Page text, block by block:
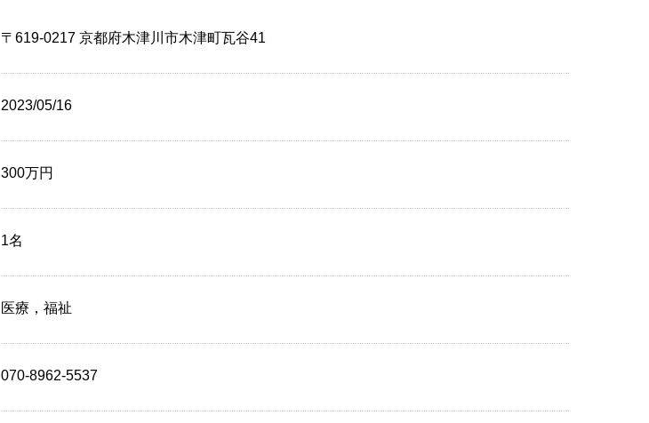
〒619-0217 京都府木津川市木津町瓦谷41
2023/05/16
300万円
1名
医療，福祉
070-8962-5537